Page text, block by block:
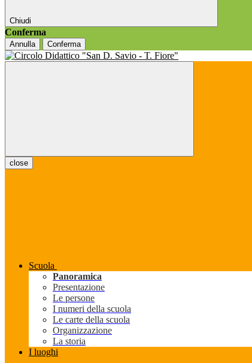
Chiudi
Conferma
Annulla Conferma
close
Scuola
Panoramica
Presentazione
Le persone
I numeri della scuola
Le carte della scuola
Organizzazione
La storia
I luoghi